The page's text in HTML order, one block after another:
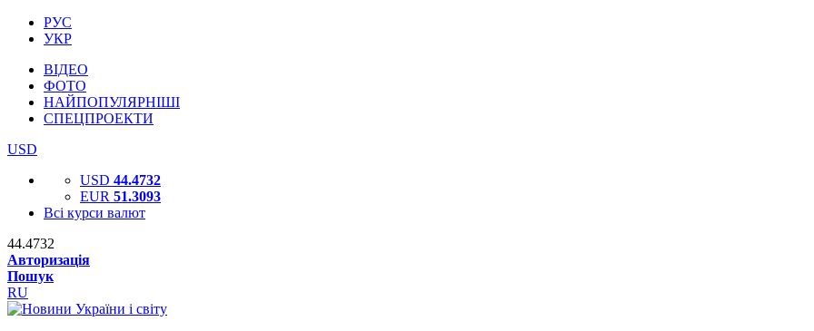
РУС
УКР
ВІДЕО
ФОТО
НАЙПОПУЛЯРНІШІ
СПЕЦПРОЕКТИ
USD
USD 44.4732
EUR 51.3093
Всі курси валют
44.4732
Авторизація
Пошук
RU